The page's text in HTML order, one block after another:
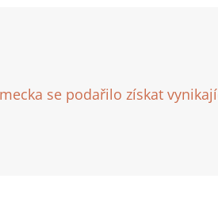
se podařilo získat